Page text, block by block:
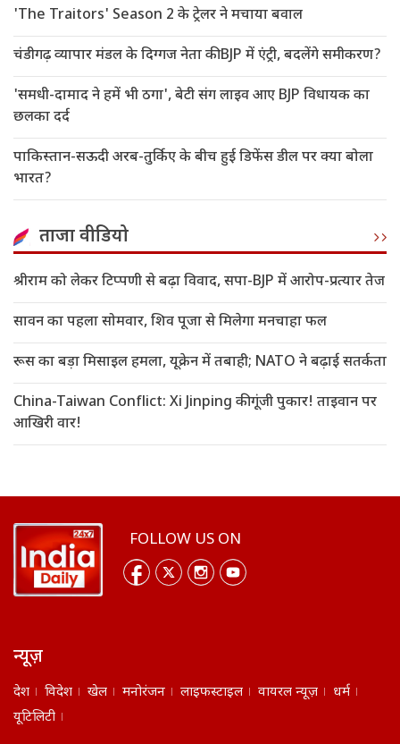
'The Traitors' Season 2 के ट्रेलर ने मचाया बवाल
चंडीगढ़ व्यापार मंडल के दिग्गज नेता की BJP में एंट्री, बदलेंगे समीकरण?
'समधी-दामाद ने हमें भी ठगा', बेटी संग लाइव आए BJP विधायक का
छलका दर्द
पाकिस्तान-सऊदी अरब-तुर्किए के बीच हुई डिफेंस डील पर क्या बोला
भारत?
ताजा वीडियो
श्रीराम को लेकर टिप्पणी से बढ़ा विवाद, सपा-BJP में आरोप-प्रत्यार तेज
सावन का पहला सोमवार, शिव पूजा से मिलेगा मनचाहा फल
रूस का बड़ा मिसाइल हमला, यूक्रेन में तबाही; NATO ने बढ़ाई सतर्कता
China-Taiwan Conflict: Xi Jinping की गूंजी पुकार! ताइवान पर
आखिरी वार!
FOLLOW US ON
न्यूज़
देश विदेश खेल मनोरंजन लाइफस्टाइल वायरल न्यूज़
धर्म
यूटिलिटी